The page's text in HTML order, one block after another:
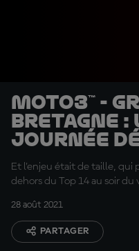
Moto3™ -
Bretagne :
journée
Et l'enjeu était de taille, qui
dehors du Top 14 au soir du
28 août 2021
PARTAGER